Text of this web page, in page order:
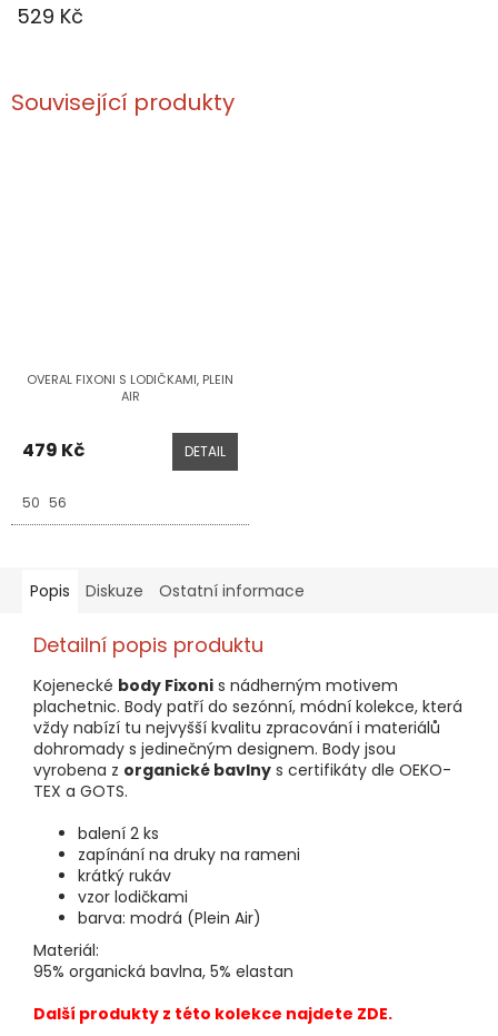
529 Kč
Související produkty
OVERAL FIXONI S LODIČKAMI, PLEIN
AIR
479 Kč DETAIL
50 56
Popis Diskuze Ostatní informace
Detailní popis produktu
Kojenecké body Fixoni s nádherným motivem
plachetnic. Body patří do sezónní, módní kolekce, která
vždy nabízí tu nejvyšší kvalitu zpracování i materiálů
dohromady s jedinečným designem. Body jsou
vyrobena z organické bavlny s certifikáty dle OEKO-
TEX a GOTS.
balení 2 ks
zapínání na druky na rameni
krátký rukáv
vzor lodičkami
barva: modrá (Plein Air)
Materiál:
95% organická bavlna, 5% elastan
Další produkty z této kolekce najdete ZDE.